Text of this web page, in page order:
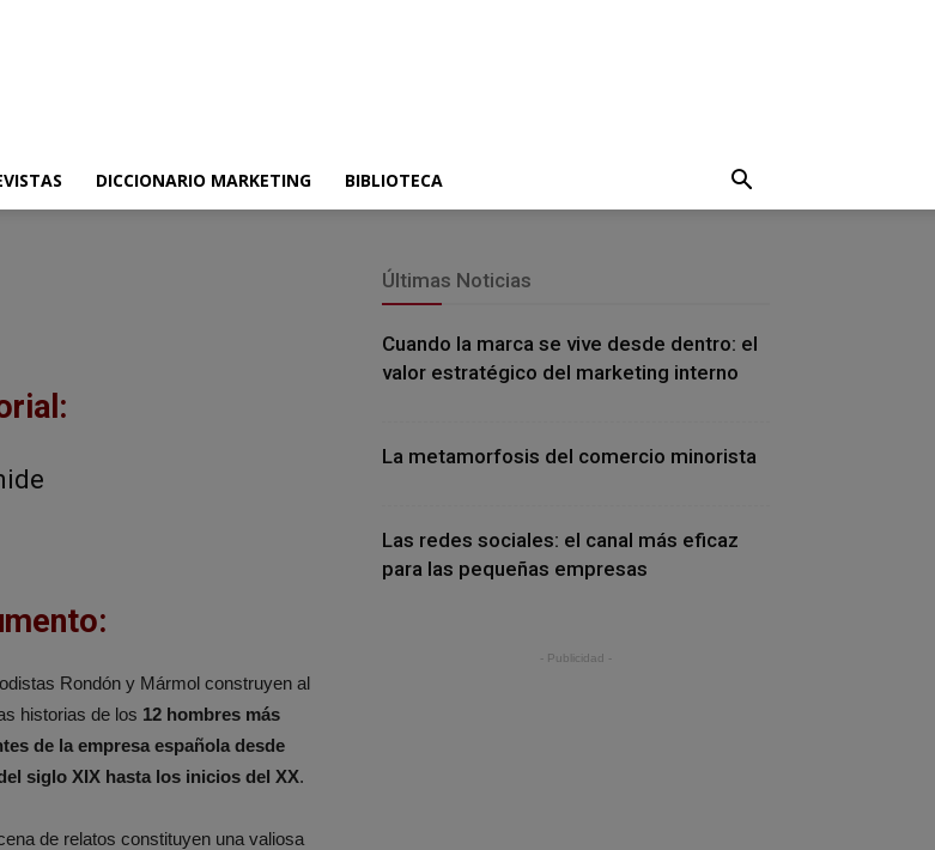
DICCIONARIO MARKETING BIBLIOTECA
Rondón y Mármol construyen al
historias de los 12 hombres más
de la empresa española desde
siglo XIX hasta los inicios del XX.
de relatos constituyen una valiosa
Últimas Noticias
Cuando la marca se vive desde dentro: el
valor estratégico del marketing interno
La metamorfosis del comercio minorista
Las redes sociales: el canal más eficaz
para las pequeñas empresas
- Publicidad -